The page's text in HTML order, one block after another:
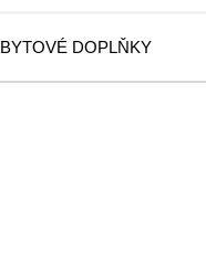
BYTOVÉ DOPLŇKY